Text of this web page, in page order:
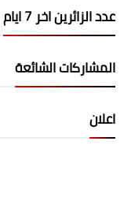
عدد الزائرين اخر 7 ايام
المشاركات الشائعة
اعلان